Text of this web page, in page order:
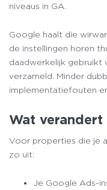
niveaus in GA.
Google haalt die
de instellingen horen
daadwerkelijk
verzameld. Minder
implementatiefouten
Wat verandert
Voor properties die je
zo uit:
Je Google Ads-